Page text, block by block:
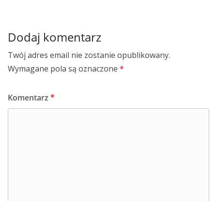
Dodaj komentarz
Twój adres email nie zostanie opublikowany.
Wymagane pola są oznaczone *
Komentarz *